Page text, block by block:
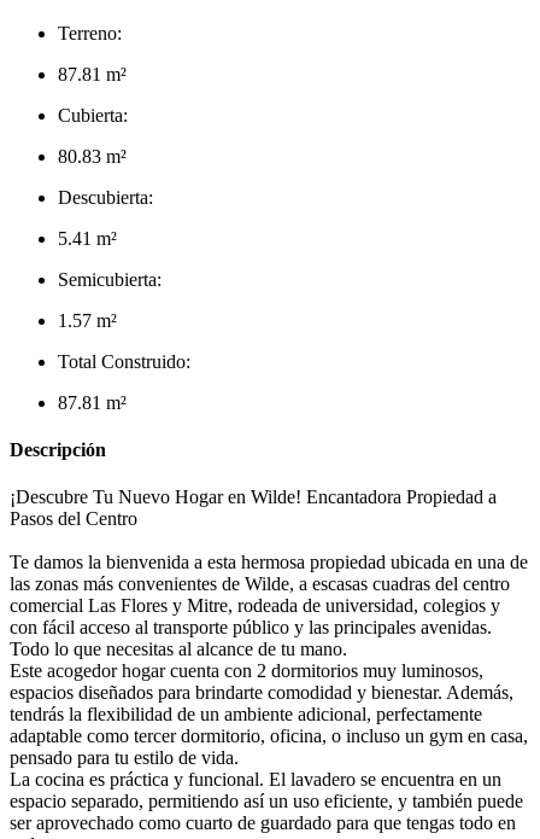
Terreno:
87.81 m²
Cubierta:
80.83 m²
Descubierta:
5.41 m²
Semicubierta:
1.57 m²
Total Construido:
87.81 m²
Descripción
¡Descubre Tu Nuevo Hogar en Wilde! Encantadora Propiedad a
Pasos del Centro
Te damos la bienvenida a esta hermosa propiedad ubicada en una de
las zonas más convenientes de Wilde, a escasas cuadras del centro
comercial Las Flores y Mitre, rodeada de universidad, colegios y
con fácil acceso al transporte público y las principales avenidas.
Todo lo que necesitas al alcance de tu mano.
Este acogedor hogar cuenta con 2 dormitorios muy luminosos,
espacios diseñados para brindarte comodidad y bienestar. Además,
tendrás la flexibilidad de un ambiente adicional, perfectamente
adaptable como tercer dormitorio, oficina, o incluso un gym en casa,
pensado para tu estilo de vida.
La cocina es práctica y funcional. El lavadero se encuentra en un
espacio separado, permitiendo así un uso eficiente, y también puede
ser aprovechado como cuarto de guardado para que tengas todo en